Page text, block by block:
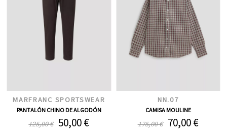
MARFRANC SPORTSWEAR
PANTALÓN CHINO DE ALGODÓN
125,00 € 50,00 €
NN.07
CAMISA MOULINE
175,00 € 70,00 €